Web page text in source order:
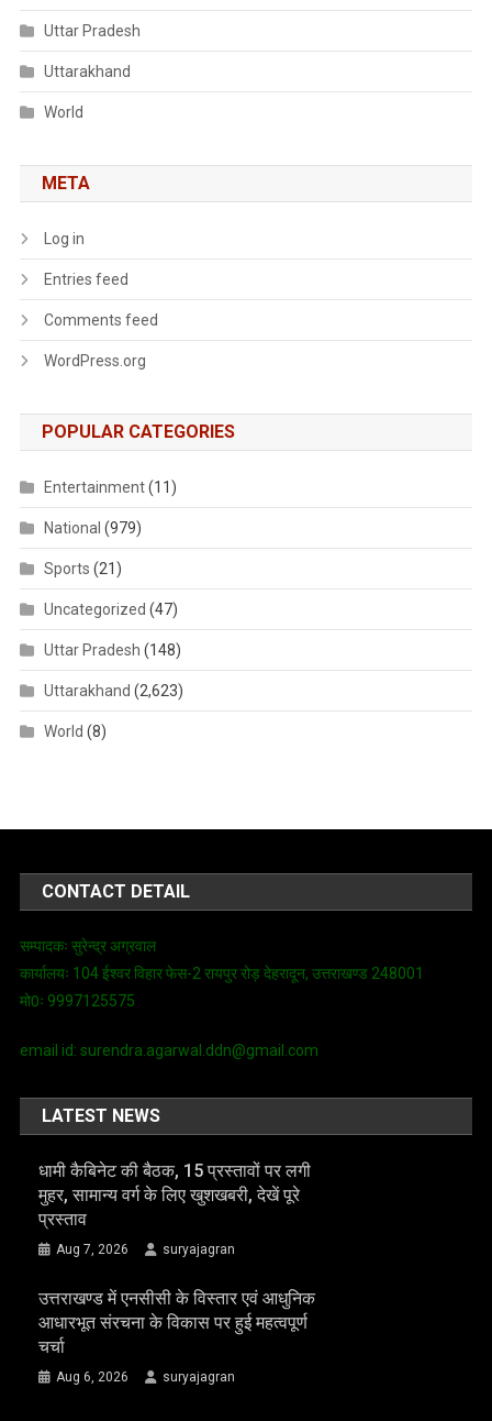
Uttar Pradesh
Uttarakhand
World
META
Log in
Entries feed
Comments feed
WordPress.org
POPULAR CATEGORIES
Entertainment(11)
National (979)
Sports (21)
Uncategorized (47)
Uttar Pradesh (148)
Uttarakhand (2,623)
World (8)
CONTACT DETAIL
सम्पादकः सुरेन्द्र अग्रवाल
कार्यालयः 104 ईश्वर विहार फेस-2 रायपुर रोड़ देहरादून, उत्तराखण्ड 248001
मो0ः 9997125575
email id: surendra.agarwal.ddn@gmail.com
LATEST NEWS
धामी कैबिनेट की बैठक, 15 प्रस्तावों पर लगी
मुहर, सामान्य वर्ग के लिए खुशखबरी, देखें पूरे
प्रस्ताव
Aug 7, 2026 suryajagran
उत्तराखण्ड में एनसीसी के विस्तार एवं आधुनिक
आधारभूत संरचना के विकास पर हुई महत्वपूर्ण
चर्चा
Aug 6, 2026 suryajagran